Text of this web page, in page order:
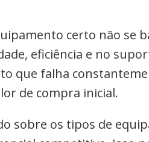
certo não se
eficiência e no
que falha
de compra inicial.
sobre os tipos de